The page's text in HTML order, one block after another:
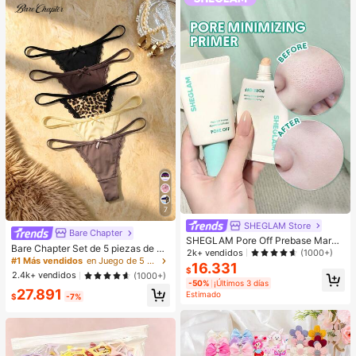
7
Bare Chapter
Bare Chapter Set de 5 piezas de br
agas tipo tanga con estampado de l
eopardo y parches de encaje con m
oño para mujer
#1 Más vendidos
en Juego de 5 piezas Tangas de mujer
2.4k+ vendidos
(1000+)
$27.891 -7%
SHEGLAM Store
SHEGLAM Pore Off Prebase Marca
de Belleza Cosmética Maquillaje p
ara Mujeres y Niñas
2k+ vendidos (1000+)
$16.331
-50% ¡Últimos 3 días
Estimado